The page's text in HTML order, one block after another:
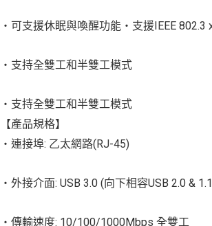
‧可支援休眠與喚醒功能‧支援IEEE 802.3
‧支持全雙工和半雙工模式
‧支持全雙工和半雙工模式
【產品規格】
‧連接埠: 乙太網路(RJ-45)
‧外接介面: USB 3.0 (向下相容USB 2.0 &
‧傳輸速度: 10/100/1000Mbps 全雙工